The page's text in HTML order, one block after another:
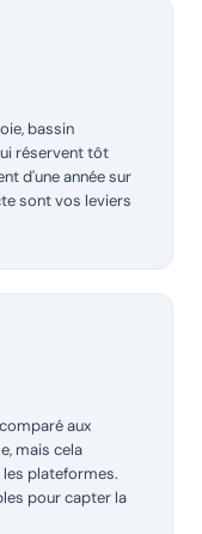
bassin
réservent tôt
d'une année sur
sont vos leviers
aux
mais cela
plateformes.
pour capter la